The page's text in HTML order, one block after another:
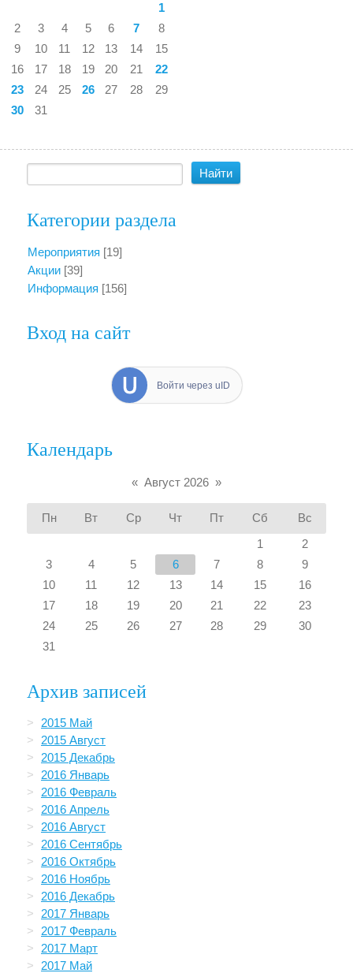
1
2
3 4 5 6 7
8
9
10 11 12 13 14
15
16
17 18 19 20 21
22
23
24 25 26 27 28
29
30
31
Категории раздела
Мероприятия [19]
Акции [39]
Информация [156]
Вход на сайт
Войти через uID
Календарь
« Август 2026 »
Пн Вт Ср Чт Пт Сб
Вс
1
2
3
4 5 6 7 8
9
10
11 12 13 14 15
16
17
18 19 20 21 22
23
24
25 26 27 28 29
30
31
Архив записей
2015 Май
2015 Август
2015 Декабрь
2016 Январь
2016 Февраль
2016 Апрель
2016 Август
2016 Сентябрь
2016 Октябрь
2016 Ноябрь
2016 Декабрь
2017 Январь
2017 Февраль
2017 Март
2017 Май